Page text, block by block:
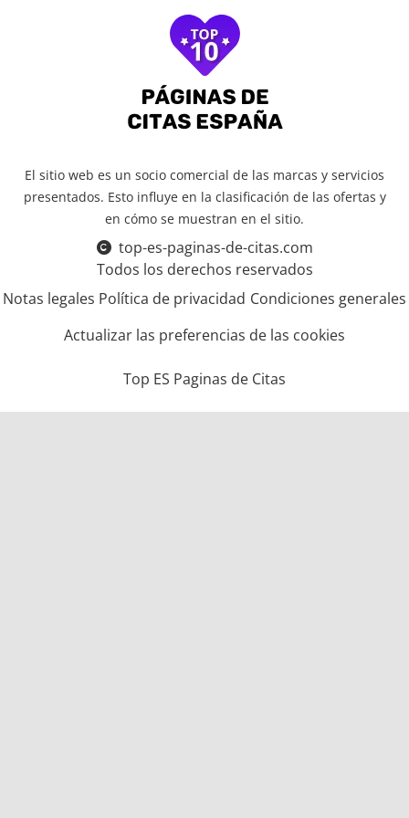
El sitio web es un socio comercial de las marcas y servicios
presentados. Esto influye en la clasificación de las ofertas y
en cómo se muestran en el sitio.
top-es-paginas-de-citas.com
Todos los derechos reservados
Notas legales Política de privacidad Condiciones generales
Actualizar las preferencias de las cookies
Top ES Paginas de Citas